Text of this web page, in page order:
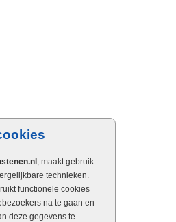
, maakt gebruik
technieken.
functionele cookies
na te gaan en
deze gegevens te